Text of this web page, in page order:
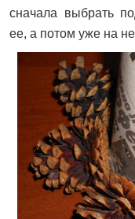
сначала выбрать
ее, а потом уже на